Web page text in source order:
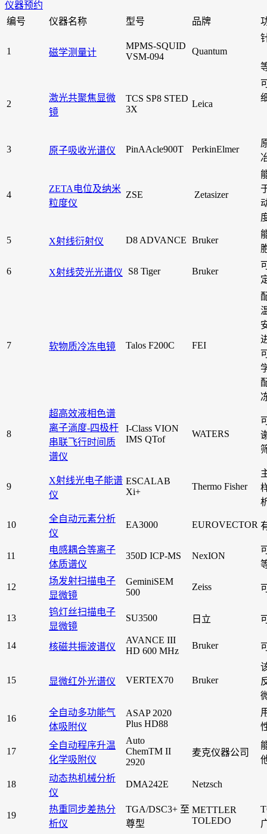
仪器预约
编号
仪器名称 型号 品牌
1 磁学测量计
MPMS-SQUID
VSM-094
Quantum
2
激光共聚焦显微
镜
TCS SP8 STED
3X
Leica
3 原子吸收光谱仪 PinAAcle900T PerkinElmer
4
ZETA电位及纳米
粒度仪
ZSE Zetasizer
5 X射线衍射仪 D8 ADVANCE Bruker
6 X射线荧光光谱仪 S8 Tiger Bruker
7 软物质冷冻电镜 Talos F200C FEI
8
超高效液相色谱
离子淌度-四极杆
串联飞行时间质
谱仪
I-Class VION
IMS QTof
WATERS
9
X射线光电子能谱
仪
ESCALAB
Xi+
Thermo Fisher
10
全自动元素分析
仪
EA3000 EUROVECTOR
11
电感耦合等离子
体质谱仪
350D ICP-MS NexION
12
场发射扫描电子
显微镜
GeminiSEM
500
Zeiss
13
钨灯丝扫描电子
显微镜
SU3500 日立
14 核磁共振波谱仪
AVANCE III
HD 600 MHz
Bruker
15 显微红外光谱仪 VERTEX70 Bruker
16
全自动多功能气
体吸附仪
ASAP 2020
Plus HD88
17
全自动程序升温
化学吸附仪
Auto
ChemTM II
2920
麦克仪器公司
18
动态热机械分析
仪
DMA242E Netzsch
19
热重同步差热分
析仪
TGA/DSC3+ 至
尊型
METTLER
TOLEDO